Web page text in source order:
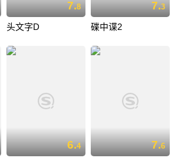
7.8
头文字D
7.3
碟中谍2
6.4 7.6